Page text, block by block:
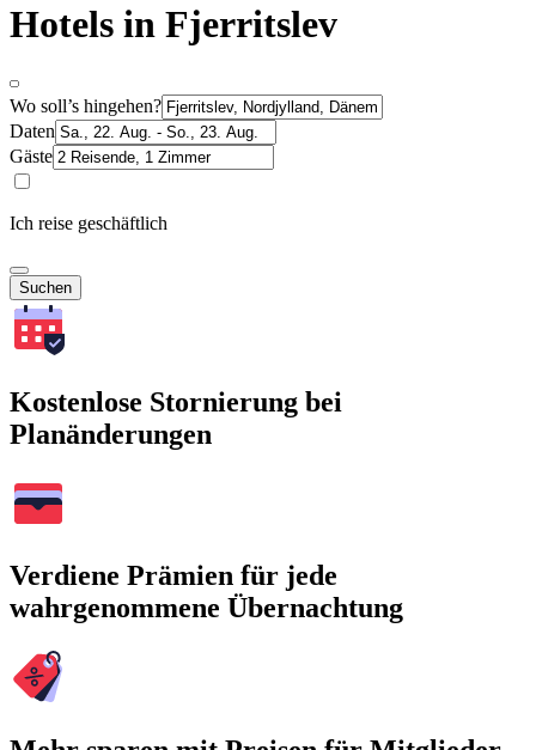
Hotels in Fjerritslev
Wo soll’s hingehen?
Daten
Gäste
Ich reise geschäftlich
Suchen
Kostenlose Stornierung bei
Planänderungen
Verdiene Prämien für jede
wahrgenommene Übernachtung